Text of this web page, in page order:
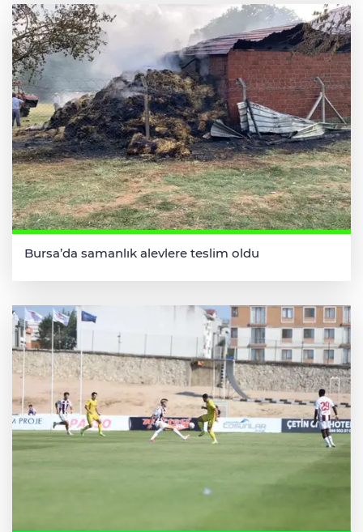
Bursa’da samanlık alevlere teslim oldu